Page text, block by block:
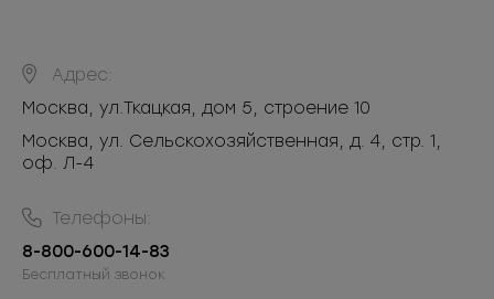
Адрес:
Москва, ул.Ткацкая, дом 5, строение 10
Москва, ул. Сельскохозяйственная, д. 4, стр. 1,
оф. Л-4
Телефоны:
8-800-600-14-83
Бесплатный звонок